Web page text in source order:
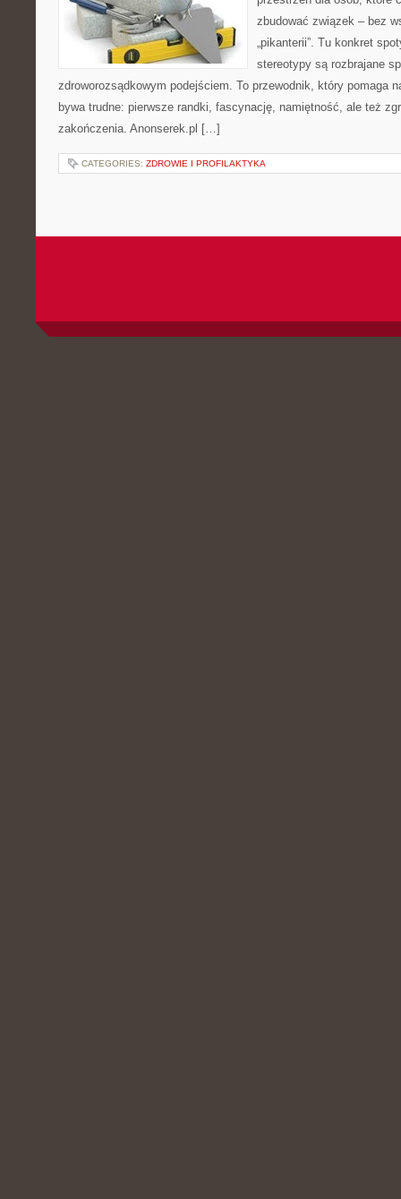
zbudować związek – bez
„pikanterii”. Tu konkret
stereotypy są rozbrajane
zdroworozsądkowym podejściem. To przewodnik, który pomaga
bywa trudne: pierwsze randki, fascynację, namiętność, ale też
zakończenia. Anonserek.pl […]
CATEGORIES: ZDROWIE I PROFILAKTYKA